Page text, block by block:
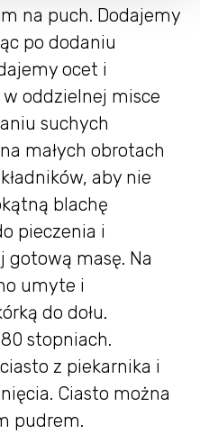
na puch. Dodajemy
po dodaniu
ocet i
oddzielnej misce
suchych
małych obrotach
aby nie
blachę
pieczenia i
gotową masę. Na
umyte i
do dołu.
stopniach.
z piekarnika i
Ciasto można
pudrem.